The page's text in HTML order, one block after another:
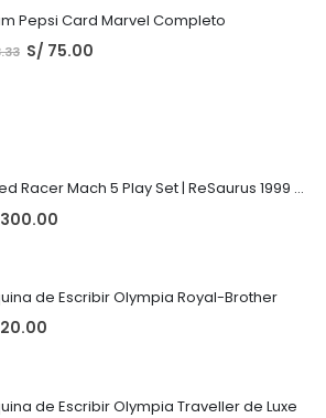
Pepsi Card Marvel Completo
S/ 75.00
Speed Racer Mach 5 Play Set | ReSaurus 1999 | Meteoro
de Escribir Olympia Royal-Brother
de Escribir Olympia Traveller de Luxe